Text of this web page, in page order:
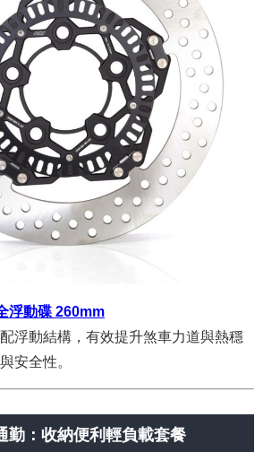
浮動碟 260mm
浮動結構，有效提升煞車力道與熱穩
安全性。
勤：收納便利輕負載套餐